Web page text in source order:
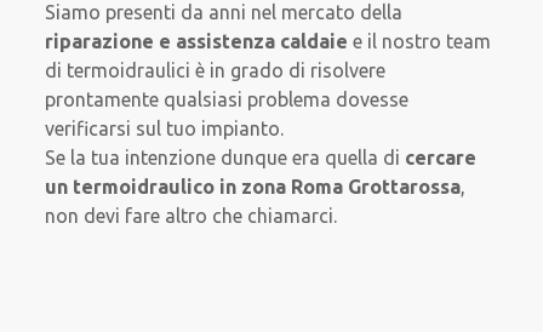
Siamo presenti da anni nel mercato della
riparazione e assistenza caldaie e il nostro team
di termoidraulici è in grado di risolvere
prontamente qualsiasi problema dovesse
verificarsi sul tuo impianto.
Se la tua intenzione dunque era quella di cercare
un termoidraulico in zona Roma Grottarossa,
non devi fare altro che chiamarci.